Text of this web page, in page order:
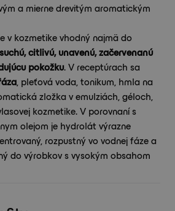
a mierne drevitým aromatickým
v kozmetike vhodný najmä do
citlivú, unavenú, začervenanú
pokožku. V receptúrach sa
, pleťová voda, tonikum, hmla na
zložka v emulziách, géloch,
kozmetike. V porovnaní s
olejom je hydrolát výrazne
rozpustný vo vodnej fáze a
do výrobkov s vysokým obsahom